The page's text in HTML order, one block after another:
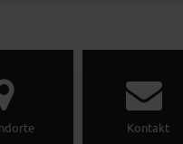
Kontakt